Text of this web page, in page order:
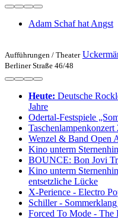
Adam Schaf hat Angst
Aufführungen / Theater
Berliner Straße 46/48
Heute: Deutsche
Jahre
Odertal-Festspiele
Wenzel & Band Open
Kino unterm
BOUNCE: Bon Jovi
Kino unterm
entsetzliche Lücke
X-Perience - Electro
Schiller -
Forced To Mode - The